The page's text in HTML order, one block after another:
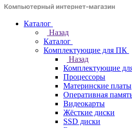
Каталог
Назад
Каталог
Комплектующие для ПК
Назад
Комплектующие
Процессоры
Материнские платы
Оперативная
Видеокарты
Жёсткие диски
SSD диски